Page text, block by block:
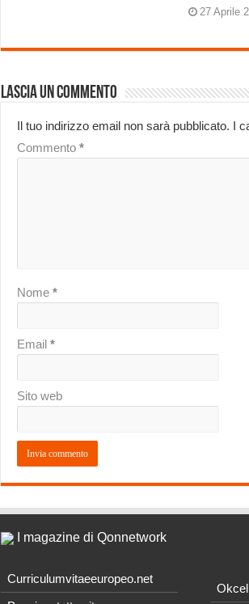
27 Aprile
Lascia un commento
Il tuo indirizzo email non sarà pubblicato. I
Commento *
Nome *
Email *
Sito web
I magazine di Qonnetwork
Curriculumvitaeeuropeo.net